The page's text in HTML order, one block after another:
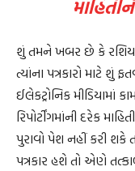
શું તમને ખબર છે કે
ત્યાંના પત્રકારો માટે શું
ઈલેકટ્રોનિક મીડિયામાં
રિપોર્ટીંગમાંની દરેક
પુરાવો પેશ નહીં કરી
પત્રકાર હશે તો એણે